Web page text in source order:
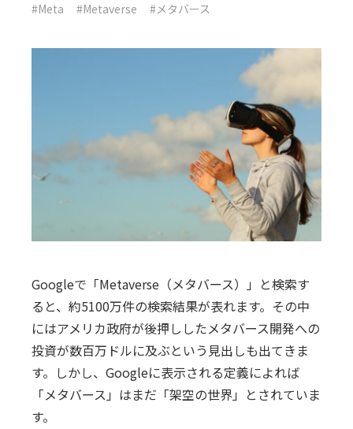
#Meta #Metaverse #メタバース
Googleで「Metaverse（メタバース）」と検索す
ると、約5100万件の検索結果が表れます。その中
にはアメリカ政府が後押ししたメタバース開発への
投資が数百万ドルに及ぶという見出しも出てきま
す。しかし、Googleに表示される定義によれば
「メタバース」はまだ「架空の世界」とされていま
す。